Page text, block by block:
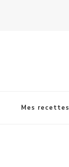
Mes recettes